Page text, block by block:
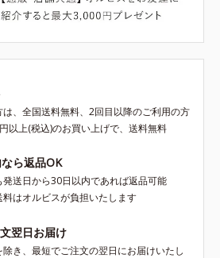
は、全国送料無料、2回目以降のご利用の方
以上(税込)のお買い上げで、送料無料
ら返品OK
発送日から30日以内であれば返品可能
はオルビスが負担いたします
翌日お届け
き、最短でご注文の翌日にお届けいたし